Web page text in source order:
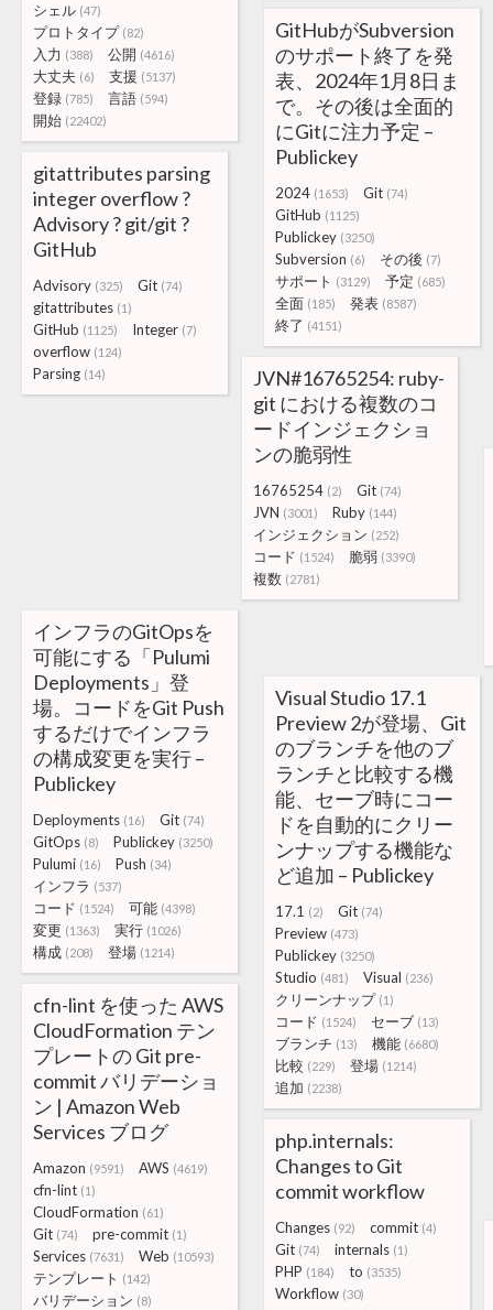
シェル (47)
プロトタイプ (82)
入力 (388) 公開 (4616)
大丈夫 (6) 支援 (5137)
登録 (785) 言語 (594)
開始 (22402)
GitHubがSubversion
のサポート終了を発
表、2024年1月8日ま
で。その後は全面的
にGitに注力予定 –
Publickey
2024 (1653) Git (74)
GitHub (1125)
Publickey (3250)
Subversion (6) その後 (7)
サポート (3129) 予定 (685)
全面 (185) 発表 (8587)
終了 (4151)
gitattributes parsing
integer overflow ?
Advisory ? git/git ?
GitHub
Advisory (325) Git (74)
gitattributes (1)
GitHub (1125) Integer (7)
overflow (124)
Parsing (14)
JVN#16765254: ruby-
git における複数のコ
ードインジェクショ
ンの脆弱性
16765254 (2) Git (74)
JVN (3001) Ruby (144)
インジェクション (252)
コード (1524) 脆弱 (3390)
複数 (2781)
インフラのGitOpsを
可能にする「Pulumi
Deployments」登
場。コードをGit Push
するだけでインフラ
の構成変更を実行 –
Publickey
Deployments (16) Git (74)
GitOps (8) Publickey (3250)
Pulumi (16) Push (34)
インフラ (537)
コード (1524) 可能 (4398)
変更 (1363) 実行 (1026)
構成 (208) 登場 (1214)
Visual Studio 17.1
Preview 2が登場、Git
のブランチを他のブ
ランチと比較する機
能、セーブ時にコー
ドを自動的にクリー
ンナップする機能な
ど追加 – Publickey
17.1 (2) Git (74)
Preview (473)
Publickey (3250)
Studio (481) Visual (236)
クリーンナップ (1)
コード (1524) セーブ (13)
ブランチ (13) 機能 (6680)
比較 (229) 登場 (1214)
追加 (2238)
cfn-lint を使った AWS
CloudFormation テン
プレートの Git pre-
commit バリデーショ
ン | Amazon Web
Services ブログ
Amazon (9591) AWS (4619)
cfn-lint (1)
CloudFormation (61)
Git (74) pre-commit (1)
Services (7631) Web (10593)
テンプレート (142)
バリデーション (8)
php.internals:
Changes to Git
commit workflow
Changes (92) commit (4)
Git (74) internals (1)
PHP (184) to (3535)
Workflow (30)